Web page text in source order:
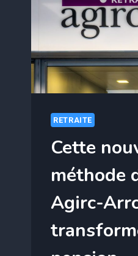
RETRAITE
Cette
méthode
Agirc-